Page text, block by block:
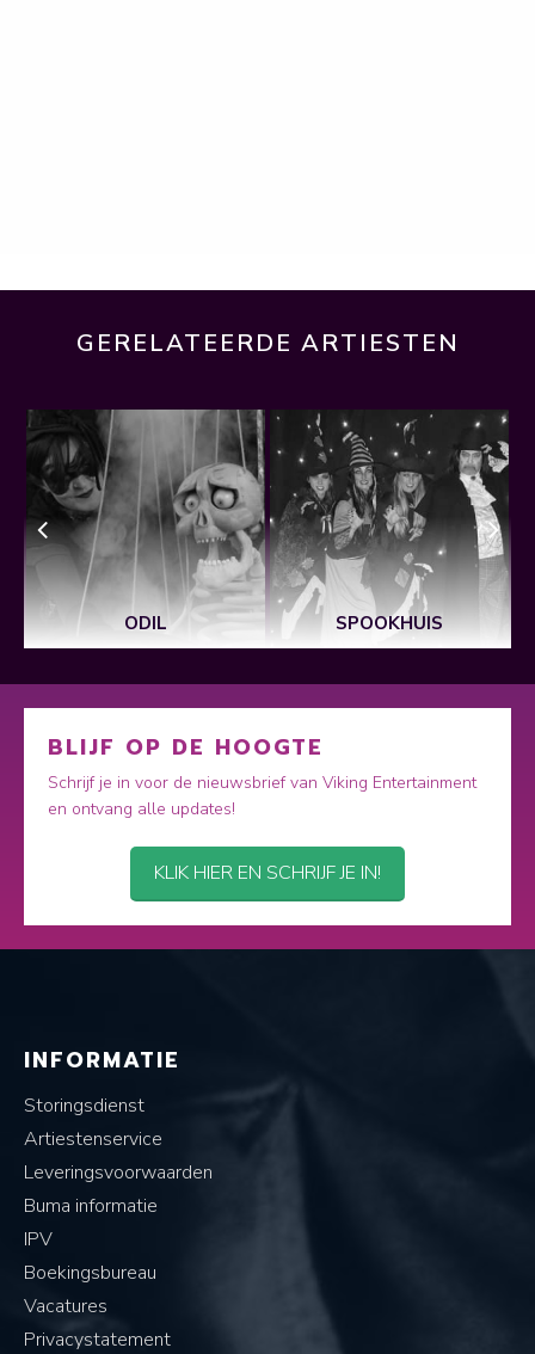
GERELATEERDE ARTIESTEN
ODIL SPOOKHUIS
BLIJF OP DE HOOGTE
Schrijf je in voor de nieuwsbrief van Viking Entertainment
en ontvang alle updates!
KLIK HIER EN SCHRIJF JE IN!
INFORMATIE
Storingsdienst
Artiestenservice
Leveringsvoorwaarden
Buma informatie
IPV
Boekingsbureau
Vacatures
Privacystatement